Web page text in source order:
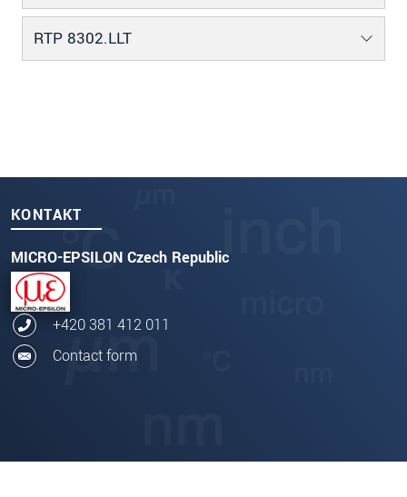
RTP 8302.LLT
KONTAKT
MICRO-EPSILON Czech Republic
+420 381 412 011
Contact form